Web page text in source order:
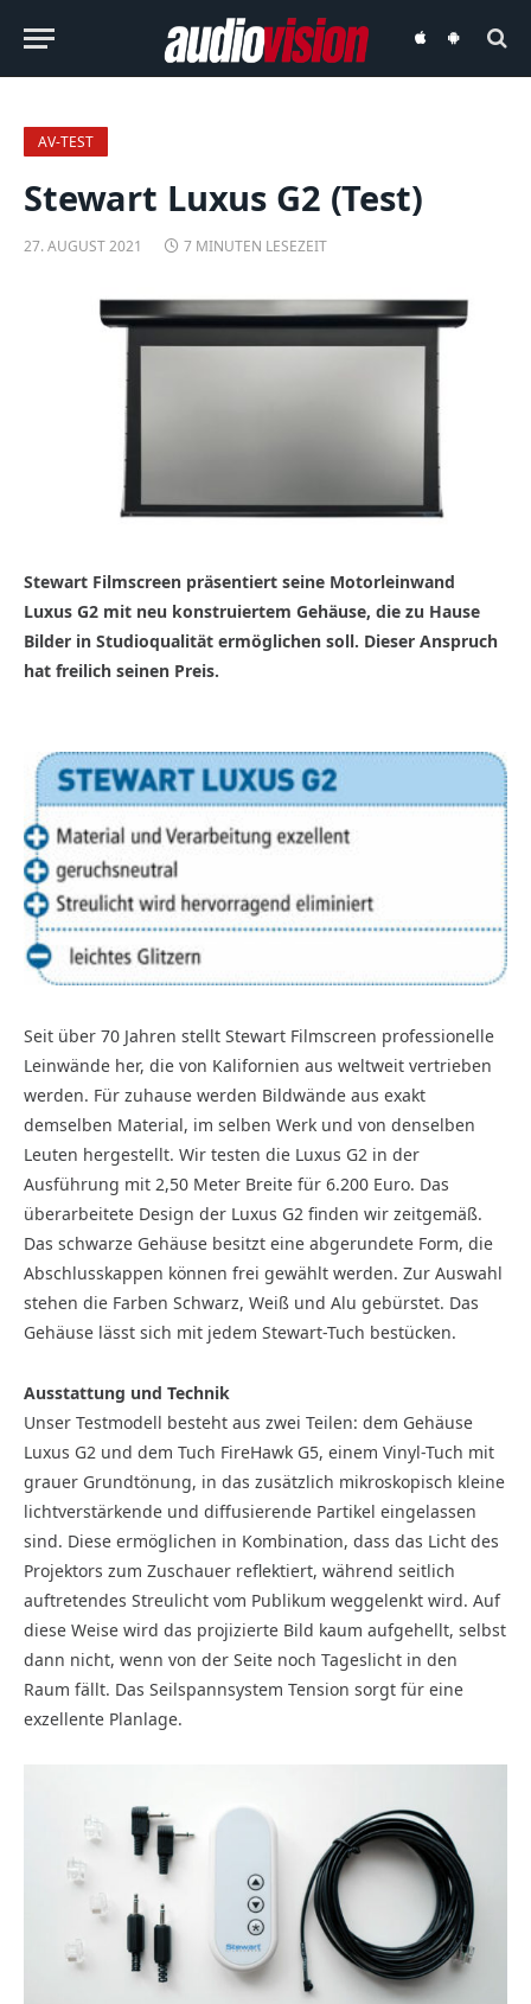
audiovisionaudiovision
AV-TEST
Stewart Luxus G2 (Test)
27. AUGUST 2021 7 MINUTEN LESEZEIT
Stewart Filmscreen präsentiert seine Motorleinwand
Luxus G2 mit neu konstruiertem Gehäuse, die zu Hause
Bilder in Studioqualität ermöglichen soll. Dieser Anspruch
hat freilich seinen Preis.
Seit über 70 Jahren stellt Stewart Filmscreen professionelle
Leinwände her, die von Kalifornien aus weltweit vertrieben
werden. Für zuhause werden Bildwände aus exakt
demselben Material, im selben Werk und von denselben
Leuten hergestellt. Wir testen die Luxus G2 in der
Ausführung mit 2,50 Meter Breite für 6.200 Euro. Das
überarbeitete Design der Luxus G2 finden wir zeitgemäß.
Das schwarze Gehäuse besitzt eine abgerundete Form, die
Abschlusskappen können frei gewählt werden. Zur Auswahl
stehen die Farben Schwarz, Weiß und Alu gebürstet. Das
Gehäuse lässt sich mit jedem Stewart-Tuch bestücken.
Ausstattung und Technik
Unser Testmodell besteht aus zwei Teilen: dem Gehäuse
Luxus G2 und dem Tuch FireHawk G5, einem Vinyl-Tuch mit
grauer Grundtönung, in das zusätzlich mikroskopisch kleine
lichtverstärkende und diffusierende Partikel eingelassen
sind. Diese ermöglichen in Kombination, dass das Licht des
Projektors zum Zuschauer reflektiert, während seitlich
auftretendes Streulicht vom Publikum weggelenkt wird. Auf
diese Weise wird das projizierte Bild kaum aufgehellt, selbst
dann nicht, wenn von der Seite noch Tageslicht in den
Raum fällt. Das Seilspannsystem Tension sorgt für eine
exzellente Planlage.